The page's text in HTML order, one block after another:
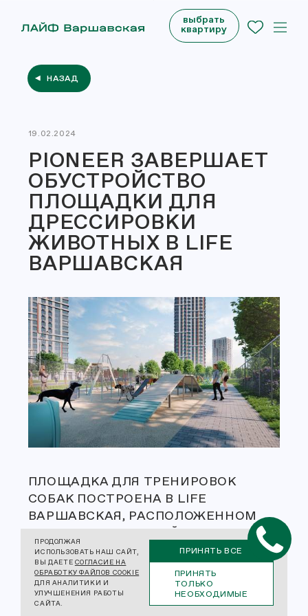
НАЗАД
19.02.2024
PIONEER ЗАВЕРШАЕТ
ОБУСТРОЙСТВО
ПЛОЩАДКИ ДЛЯ
ДРЕССИРОВКИ
ЖИВОТНЫХ В LIFE
ВАРШАВСКАЯ
ПЛОЩАДКА ДЛЯ ТРЕНИРОВОК
СОБАК ПОСТРОЕНА В LIFE
ВАРШАВСКАЯ, РАСПОЛОЖЕННОМ
РЯДОМ СО СТАНЦИЕЙ МЕТРО
«ВАРШАВСКАЯ». КОМАНДА BASIS
ARCHITECTURAL BUREAU –
ИДЕОЛОГИ КОНЦЕПЦИИ
БЛАГОУСТРОЙСТВА И СПОРТИВНОЙ
выбрать
квартиру
ПРОДОЛЖАЯ
ИСПОЛЬЗОВАТЬ НАШ САЙТ,
ВЫ ДАЕТЕ СОГЛАСИЕ НА
ОБРАБОТКУ ФАЙЛОВ COOKIE
ДЛЯ АНАЛИТИКИ И
УЛУЧШЕНЕНИЯ РАБОТЫ
САЙТА.
ПРИНЯТЬ ВСЕ
ПРИНЯТЬ
ТОЛЬКО
НЕОБХОДИМЫЕ